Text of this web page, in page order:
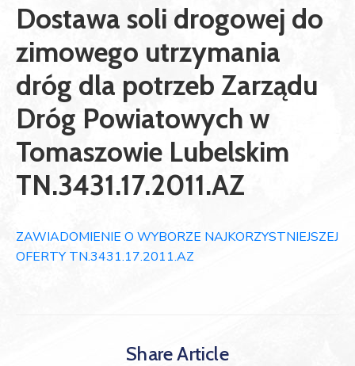
Dostawa soli drogowej do
zimowego utrzymania
dróg dla potrzeb Zarządu
Dróg Powiatowych w
Tomaszowie Lubelskim
TN.3431.17.2011.AZ
ZAWIADOMIENIE O WYBORZE NAJKORZYSTNIEJSZEJ
OFERTY TN.3431.17.2011.AZ
Share Article